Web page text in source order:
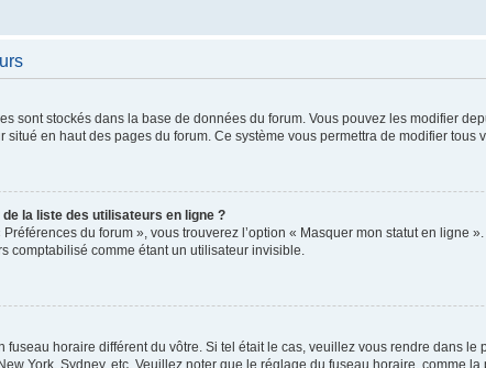
sont stockés dans la base de données du forum. Vous pouvez les modifier
en haut des pages du forum. Ce système vous permettra de modifier tous
la liste des utilisateurs en ligne ?
du forum », vous trouverez l’option « Masquer mon statut en ligne
comptabilisé comme étant un utilisateur invisible.
fuseau horaire différent du vôtre. Si tel était le cas, veuillez vous rendre dans
York, Sydney, etc. Veuillez noter que le réglage du fuseau horaire, comme